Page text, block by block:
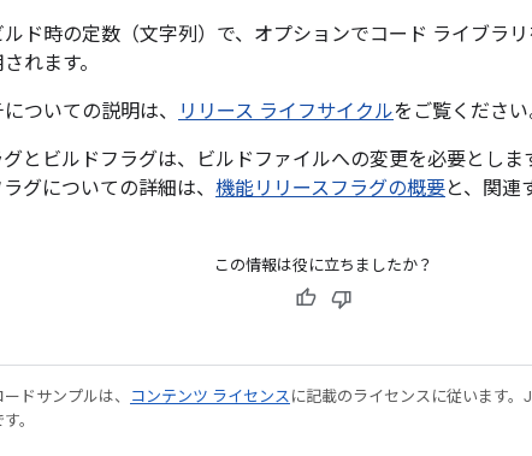
ド時の定数（文字列）で、オプションでコード ライブラ
れます。
ついての説明は、
リリース ライフサイクルをご覧ください
とビルドフラグは、ビルドファイルへの変更を必要とし
グについての詳細は、 機能リリースフラグの概要と、関連
この情報は役に立ちましたか？
ドサンプルは、 コンテンツ ライセンスに記載のライセンスに従います
。